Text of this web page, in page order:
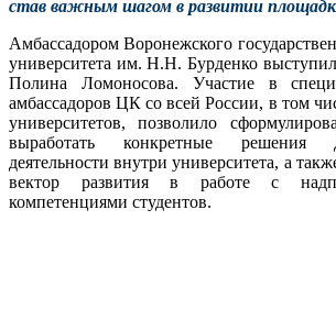
став важным шагом в развитии
Амбассадором Воронежского
университета им. Н.Н. Бурденко
Полина Ломоносова. Участие в
амбассадоров ЦК со всей России, в том
университетов, позволило
выработать конкретные решения
деятельности внутри университета, а
вектор развития в работе с
компетенциями студентов.